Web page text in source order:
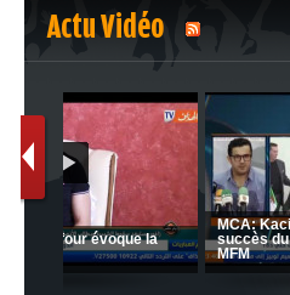
Actu Vidéo
1 2
JSK: Brahim Zafour évoque la
situation du club